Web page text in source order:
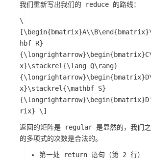
我们重新写出我们的 reduce 的路线：
\
hbf R}
x}\stackrel{\lang Q\rang}
x}\stackrel{\mathbf S}
rix} \]
返回的矩阵是 regular 是显然的，我们之
的多项式的次数是合法的。
第一处 return 语句（第 2 行）